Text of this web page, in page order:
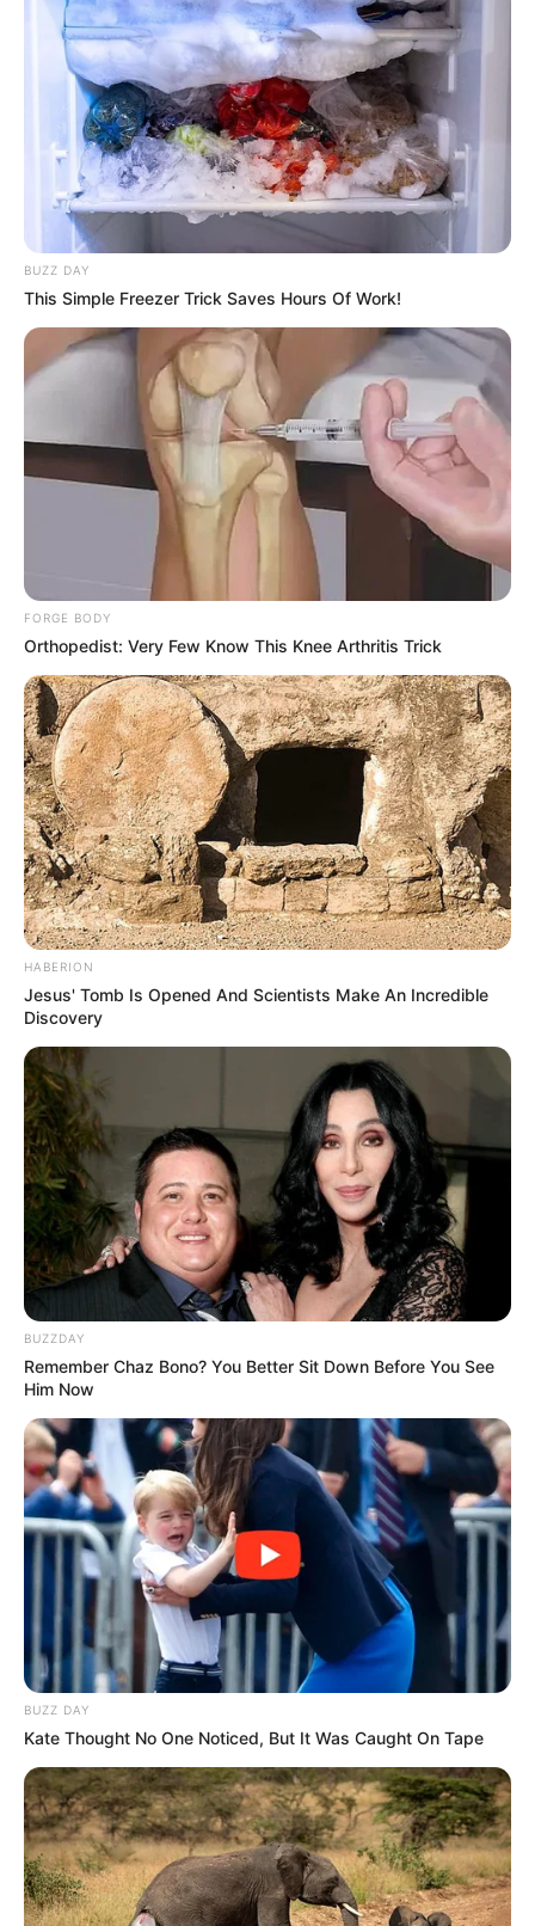
BUZZ DAY
This Simple Freezer Trick Saves Hours Of Work!
FORGE BODY
Orthopedist: Very Few Know This Knee Arthritis Trick
HABERION
Jesus' Tomb Is Opened And Scientists Make An Incredible
Discovery
BUZZDAY
Remember Chaz Bono? You Better Sit Down Before You See
Him Now
BUZZ DAY
Kate Thought No One Noticed, But It Was Caught On Tape